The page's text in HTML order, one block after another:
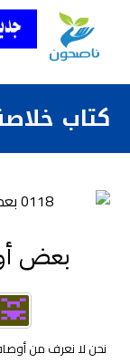
كتاب
بعض
نحن لا نعرف من